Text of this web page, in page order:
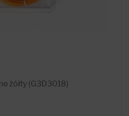
żółty (G3D3018)